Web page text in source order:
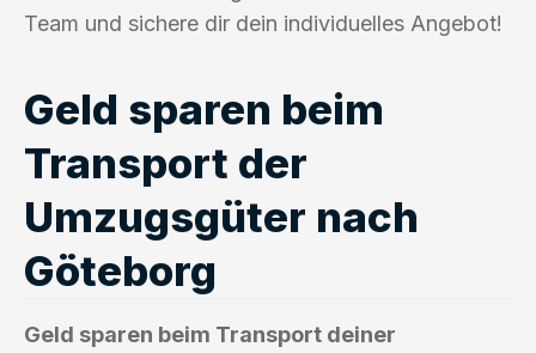
Team und sichere dir dein individuelles Angebot!
Geld sparen beim
Transport der
Umzugsgüter nach
Göteborg
Geld sparen beim Transport deiner